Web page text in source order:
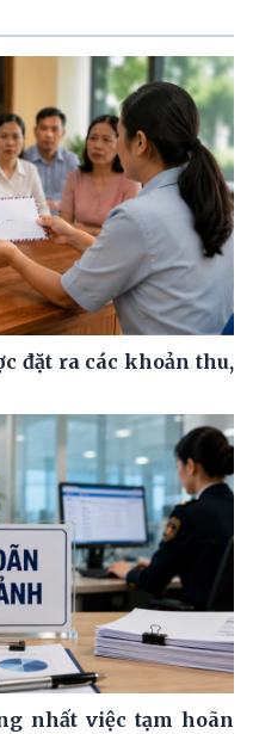
đặt ra các khoản thu,
nhất việc tạm hoãn